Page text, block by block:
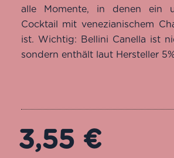
alle Momente, in denen ein
Cocktail mit venezianischem
ist. Wichtig: Bellini Canella ist
sondern enthält laut Hersteller
3,55 €